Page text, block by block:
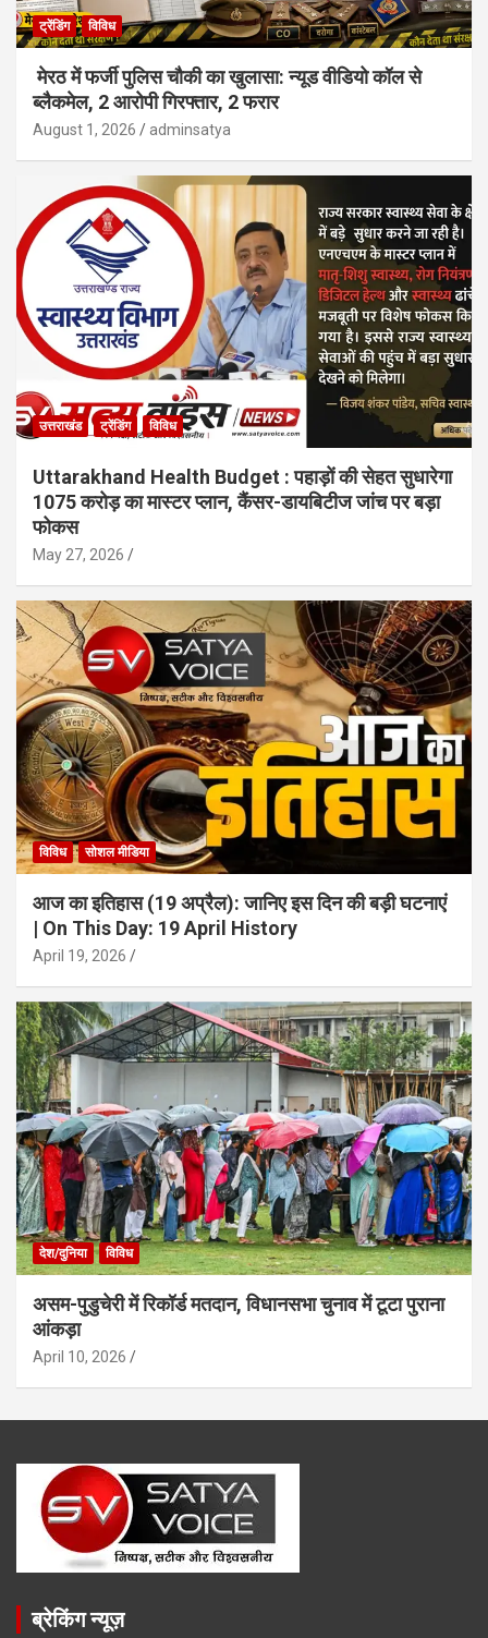
ट्रेंडिंग विविध
मेरठ में फर्जी पुलिस चौकी का खुलासा: न्यूड वीडियो कॉल से
ब्लैकमेल, 2 आरोपी गिरफ्तार, 2 फरार
August 1, 2026 adminsatya
उत्तराखंड ट्रेंडिंग विविध
Uttarakhand Health Budget : पहाड़ों की सेहत सुधारेगा
1075 करोड़ का मास्टर प्लान, कैंसर-डायबिटीज जांच पर बड़ा
फोकस
May 27, 2026
विविध सोशल मीडिया
आज का इतिहास (19 अप्रैल): जानिए इस दिन की बड़ी घटनाएं
| On This Day: 19 April History
April 19, 2026
देश/दुनिया विविध
असम-पुडुचेरी में रिकॉर्ड मतदान, विधानसभा चुनाव में टूटा पुराना
आंकड़ा
April 10, 2026
ब्रेकिंग न्यूज़